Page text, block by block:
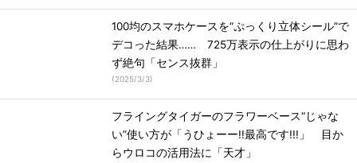
100均のスマホケースを“ぷっくり立体シール”で
デコった結果…… 725万表示の仕上がりに思わ
ず絶句「センス抜群」
(2025/3/3)
フライングタイガーのフラワーベース“じゃな
い”使い方が「うひょーー!!最高です!!!」 目か
らウロコの活用法に「天才」